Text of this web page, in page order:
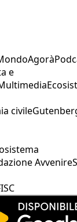
Agorà
e
civile
Avvenire